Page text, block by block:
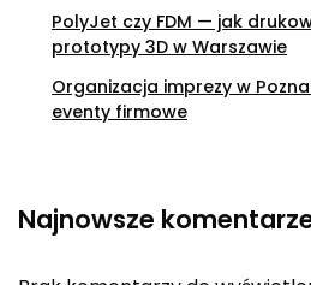
PolyJet czy FDM — jak
prototypy 3D w Warszawie
Organizacja imprezy w
eventy firmowe
Najnowsze